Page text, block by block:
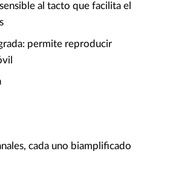
al tacto que facilita el
permite reproducir
cada uno biamplificado